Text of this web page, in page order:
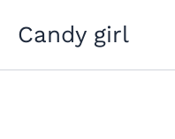
Candy girl